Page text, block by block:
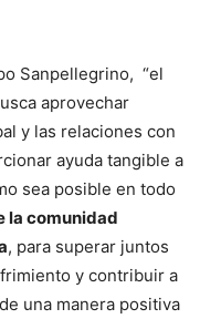
Sanpellegrino, “el
aprovechar
y las relaciones con
ayuda tangible a
sea posible en todo
la comunidad
, para superar juntos
y contribuir a
una manera positiva